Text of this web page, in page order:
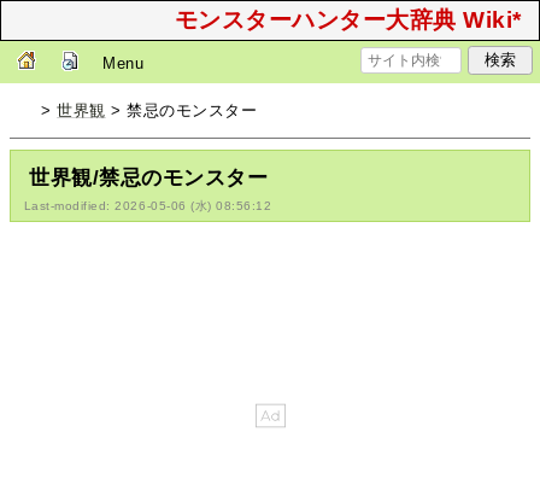
モンスターハンター大辞典 Wiki*
Menu
>世界観 > 禁忌のモンスター
世界観/禁忌のモンスター
Last-modified: 2026-05-06 (水) 08:56:12